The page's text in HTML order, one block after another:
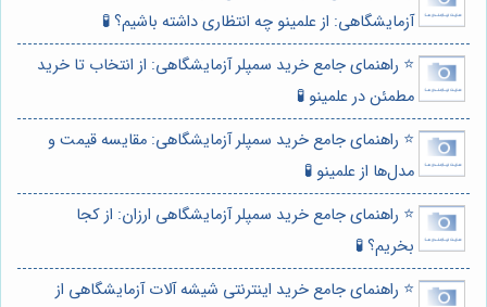
آزمایشگاهی: از علمینو چه انتظاری داشته باشیم؟ 🧪
⭐️ راهنمای جامع خرید سمپلر آزمایشگاهی: از انتخاب تا خرید
مطمئن در علمینو 🧪
⭐️ راهنمای جامع خرید سمپلر آزمایشگاهی: مقایسه قیمت و
مدل‌ها از علمینو 🧪
⭐️ راهنمای جامع خرید سمپلر آزمایشگاهی ارزان: از کجا
بخریم؟ 🧪
⭐️ راهنمای جامع خرید اینترنتی شیشه آلات آزمایشگاهی از